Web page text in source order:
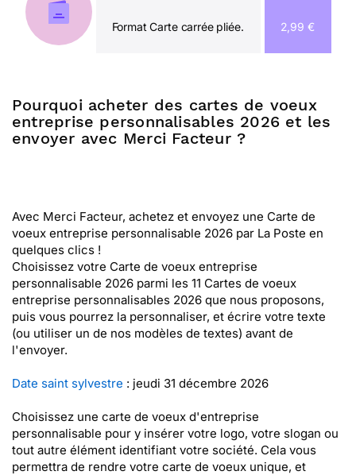
Format Carte carrée pliée. 2,99 €
Pourquoi acheter des cartes de voeux
entreprise personnalisables 2026 et les
envoyer avec Merci Facteur ?
Avec Merci Facteur, achetez et envoyez une Carte de
voeux entreprise personnalisable 2026 par La Poste en
quelques clics !
Choisissez votre Carte de voeux entreprise
personnalisable 2026 parmi les 11 Cartes de voeux
entreprise personnalisables 2026 que nous proposons,
puis vous pourrez la personnaliser, et écrire votre texte
(ou utiliser un de nos modèles de textes) avant de
l'envoyer.
Date saint sylvestre : jeudi 31 décembre 2026
Choisissez une carte de voeux d'entreprise
personnalisable pour y insérer votre logo, votre slogan ou
tout autre élément identifiant votre société. Cela vous
permettra de rendre votre carte de voeux unique, et